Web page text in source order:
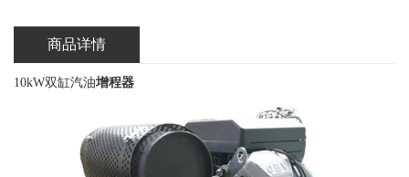
商品详情
10kW双缸汽油增程器